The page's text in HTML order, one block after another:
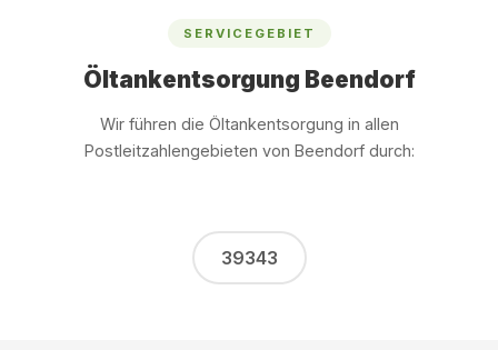
SERVICEGEBIET
Öltankentsorgung Beendorf
Wir führen die Öltankentsorgung in allen
Postleitzahlengebieten von Beendorf durch:
39343